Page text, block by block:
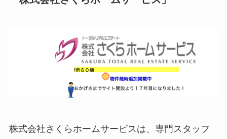
株式会社さくらホームサービスは、専門スタッフ